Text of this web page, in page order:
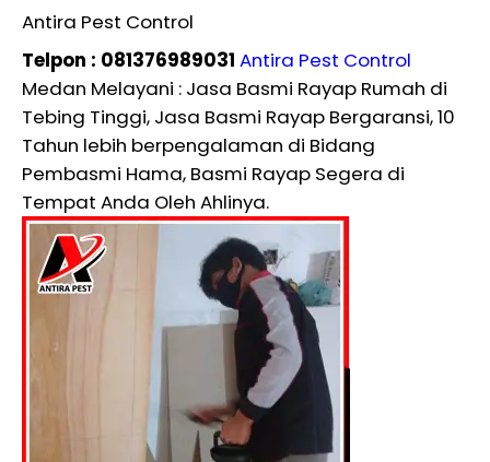
Antira Pest Control
Telpon : 081376989031 Antira Pest Control
Medan Melayani : Jasa Basmi Rayap Rumah di
Tebing Tinggi, Jasa Basmi Rayap Bergaransi, 10
Tahun lebih berpengalaman di Bidang
Pembasmi Hama, Basmi Rayap Segera di
Tempat Anda Oleh Ahlinya.